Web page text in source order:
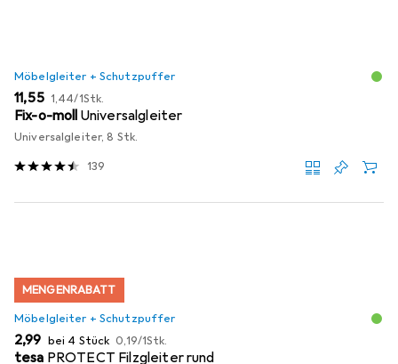
Möbelgleiter + Schutzpuffer
EUR
11,55 EUR
1,44/1Stk.
Fix-o-moll Universalgleiter
Universalgleiter, 8 Stk.
139
MENGENRABATT
Möbelgleiter + Schutzpuffer
EUR
2,99 bei 4 Stück EUR
0,19/1Stk.
tesa PROTECT Filzgleiter rund